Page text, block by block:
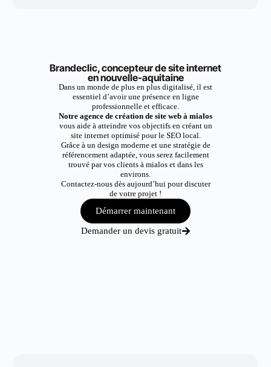
Brandeclic, concepteur de site internet
en nouvelle-aquitaine
Dans un monde de plus en plus digitalisé, il est
essentiel d’avoir une présence en ligne
professionnelle et efficace.
Notre agence de création de site web à mialos
vous aide à atteindre vos objectifs en créant un
site internet optimisé pour le SEO local.
Grâce à un design moderne et une stratégie de
référencement adaptée, vous serez facilement
trouvé par vos clients à mialos et dans les
environs.
Contactez-nous dès aujourd’hui pour discuter
de votre projet !
Démarrer maintenant
Demander un devis gratuit